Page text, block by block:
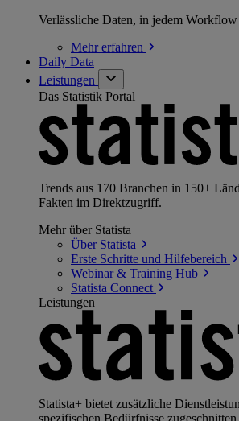
Verlässliche Daten, in jedem Workflow
Mehrerfahren
Daily Data
Leistungen
Das Statistik Portal
Trends aus 170 Branchen in 150+
Fakten im Direktzugriff.
Mehr über Statista
Über Statista
Erste Schritte und Hilfebereich
Webinar & Training Hub
Statista Connect
Leistungen
Statista+ bietet zusätzliche
spezifischen Bedürfnisse